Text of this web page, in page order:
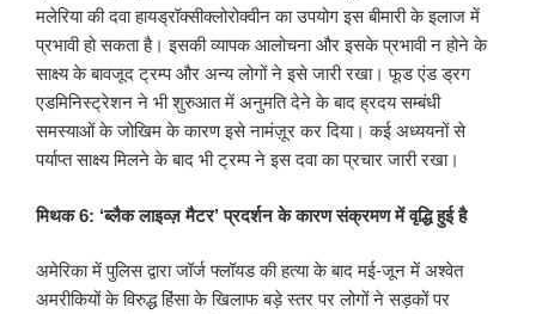
मलेरिया की दवा हायड्रॉक्सीक्लोरोक्वीन का उपयोग इस बीमारी के इलाज में
प्रभावी हो सकता है। इसकी व्यापक आलोचना और इसके प्रभावी न होने के
साक्ष्य के बावजूद ट्रम्प और अन्य लोगों ने इसे जारी रखा। फूड एंड ड्रग
एडमिनिस्ट्रेशन ने भी शुरुआत में अनुमति देने के बाद ह्रदय सम्बंधी
समस्याओं के जोखिम के कारण इसे नामंज़ूर कर दिया। कई अध्ययनों से
पर्याप्त साक्ष्य मिलने के बाद भी ट्रम्प ने इस दवा का प्रचार जारी रखा।
मिथक 6: ‘ब्लैक लाइव्ज़ मैटर’ प्रदर्शन के कारण संक्रमण में वृद्धि हुई है
अमेरिका में पुलिस द्वारा जॉर्ज फ्लॉयड की हत्या के बाद मई-जून में अश्वेत
अमरीकियों के विरुद्ध हिंसा के खिलाफ बड़े स्तर पर लोगों ने सड़कों पर